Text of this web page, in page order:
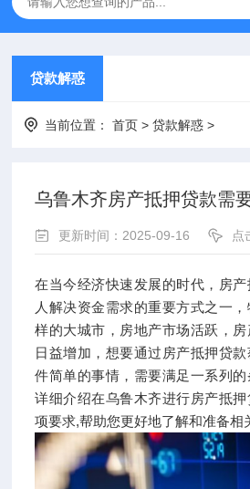
贷款解惑
当前位置：首页 >贷款解惑 >
乌鲁木齐房产抵押贷款需
更新时间：2025-09-16 点
在当今经济快速发展的时代，房
人解决资金需求的重要方式之一
样的大城市，房地产市场活跃，
日益增加，想要通过房产抵押贷
件简单的事情，需要满足一系列
详细介绍在乌鲁木齐进行房产抵
项要求,帮助您更好地了解和准备相